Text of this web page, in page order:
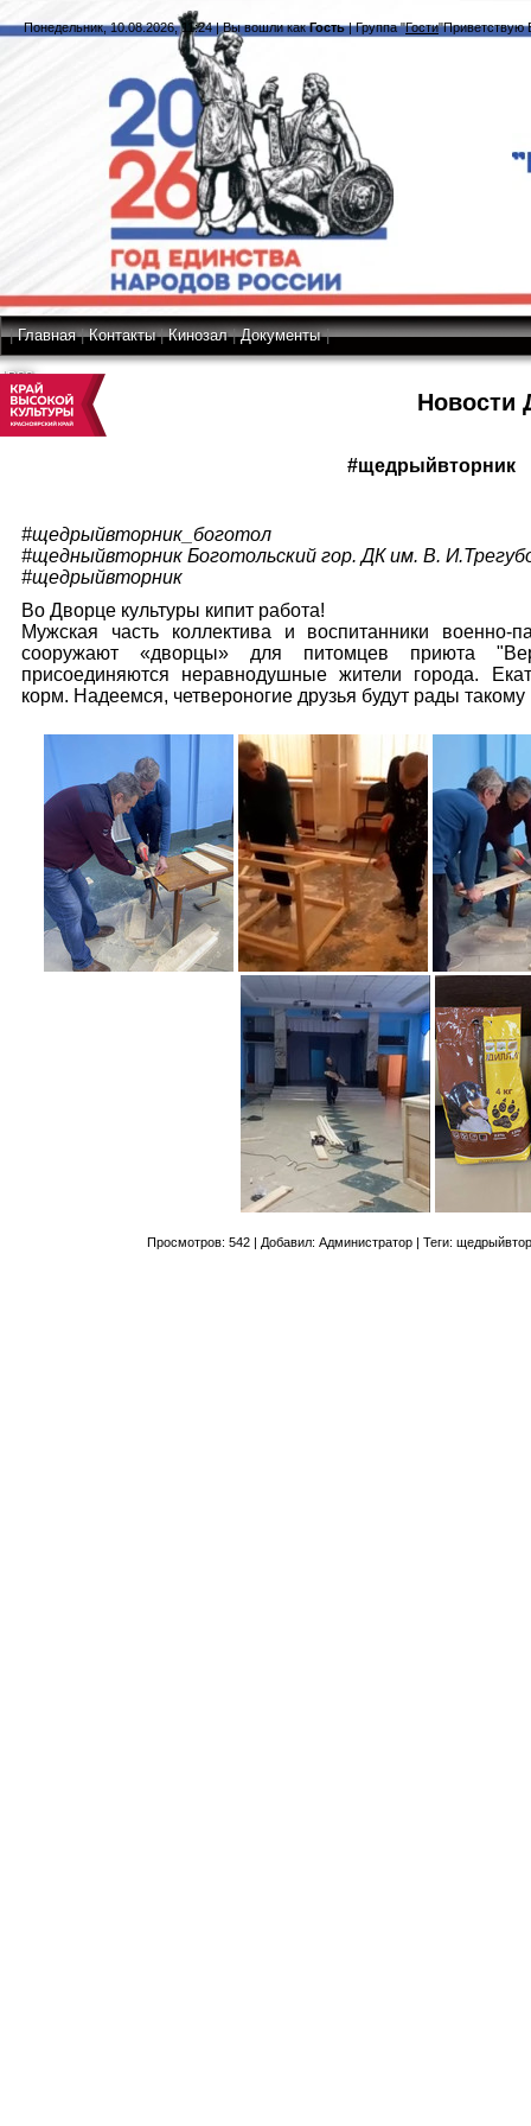
Понедельник, 10.08.2026, 11:24|Вы вошли как Гость|Группа"Гости"Приветствую
|Главная|Контакты|Кинозал|Документы
|RSS
Новости
#щедрыйвторник
#щедрыйвторник_боготол
#щедныйвторник Боготольский гор. ДК им. В.
#щедрыйвторник
Во Дворце культуры кипит работа!
Мужская​ часть коллектива и воспитанники военно-
сооружают​ «дворцы» для​ питомцев приюта
присоединяются неравнодушные жители города.
корм. Надеемся,​ четвероногие друзья будут рады такому
Просмотров: 542 | Добавил: Администратор |Теги: